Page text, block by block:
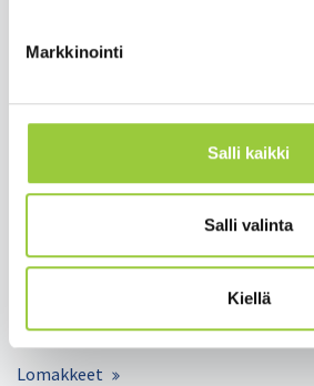
Markkinointi
Salli kaikki
Salli valinta
Kiellä
paltamon.kunta(at)paltamo.fi
Matkailu ja vapaa-aika
Kunta ja hallinto
Lomakkeet